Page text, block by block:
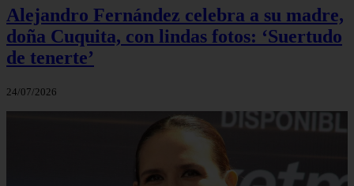
Alejandro Fernández celebra a su madre,
doña Cuquita, con lindas fotos: ‘Suertudo
de tenerte’
24/07/2026